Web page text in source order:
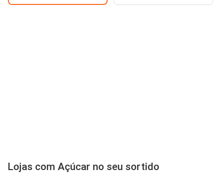
Lojas com Açúcar no seu sortido